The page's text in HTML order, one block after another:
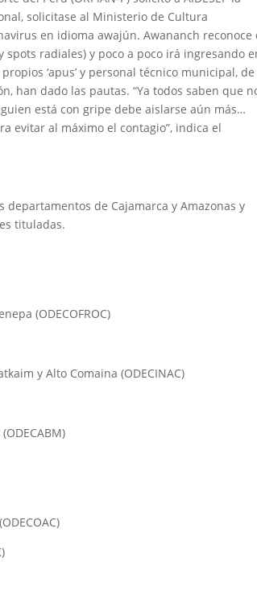
solicitase al Ministerio de Cultura
en idioma awajún. Awananch reconoce
radiales) y poco a poco irá ingresando
‘apus’ y personal técnico municipal, de
han dado las pautas. “Ya todos saben que
está con gripe debe aislarse aún más…
evitar al máximo el contagio”, indica el
departamentos de Cajamarca y Amazonas y
tituladas.
(ODECOFROC)
y Alto Comaina (ODECINAC)